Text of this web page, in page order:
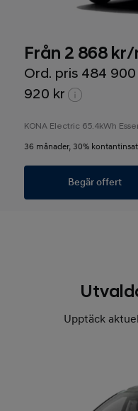
Från 2 868
Ord. pris 484
920 kr
KONA Electric 65.4kWh
36 månader, 30%
Begär offert
Upptäck